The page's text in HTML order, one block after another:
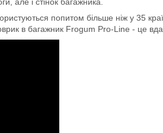
попитом більше ніж у 35
в багажник Frogum Pro-Line - це